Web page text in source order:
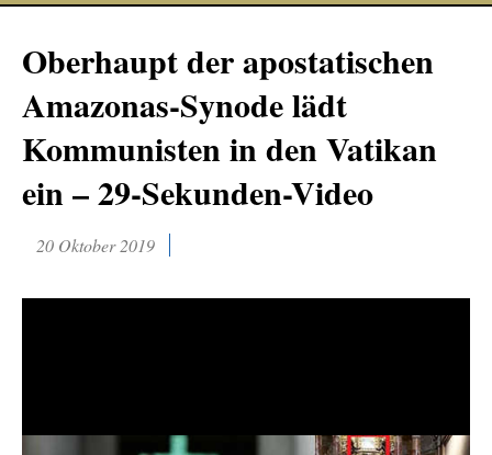
Oberhaupt der apostatischen
Amazonas-Synode lädt
Kommunisten in den Vatikan
ein – 29-Sekunden-Video
20 Oktober 2019